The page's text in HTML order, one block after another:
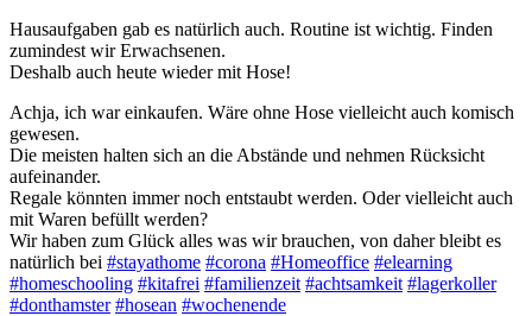
Hausaufgaben gab es natürlich auch. Routine ist wichtig. Finden
zumindest wir Erwachsenen.
Deshalb auch heute wieder mit Hose!
Achja, ich war einkaufen. Wäre ohne Hose vielleicht auch komisch
gewesen.
Die meisten halten sich an die Abstände und nehmen Rücksicht
aufeinander.
Regale könnten immer noch entstaubt werden. Oder vielleicht auch
mit Waren befüllt werden?
Wir haben zum Glück alles was wir brauchen, von daher bleibt es
natürlich bei #stayathome #corona #Homeoffice #elearning
#homeschooling #kitafrei #familienzeit #achtsamkeit #lagerkoller
#donthamster #hosean #wochenende